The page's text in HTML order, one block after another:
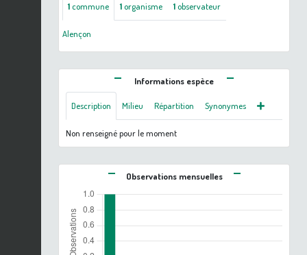
1commune 1organisme 1observateur
Alençon
Informations espèce
Description Milieu Répartition Synonymes
Non renseigné pour le moment
Observations mensuelles